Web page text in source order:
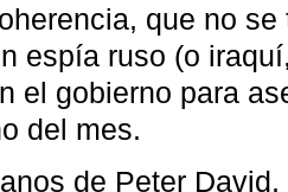
que no se
espía ruso (o
el gobierno para
del mes.
de Peter